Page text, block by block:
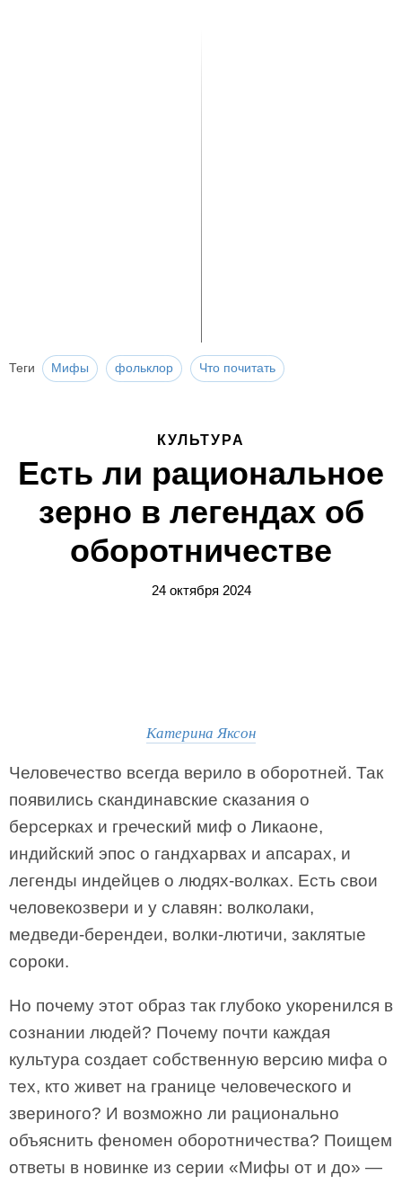
Теги Мифы фольклор Что почитать
КУЛЬТУРА
Есть ли рациональное
зерно в легендах об
оборотничестве
24 октября 2024
Катерина Яксон
Человечество всегда верило в оборотней. Так
появились скандинавские сказания о
берсерках и греческий миф о Ликаоне,
индийский эпос о гандхарвах и апсарах, и
легенды индейцев о людях-волках. Есть свои
человекозвери и у славян: волколаки,
медведи-берендеи, волки-лютичи, заклятые
сороки.
Но почему этот образ так глубоко укоренился в
сознании людей? Почему почти каждая
культура создает собственную версию мифа о
тех, кто живет на границе человеческого и
звериного? И возможно ли рационально
объяснить феномен оборотничества? Поищем
ответы в новинке из серии «Мифы от и до» —